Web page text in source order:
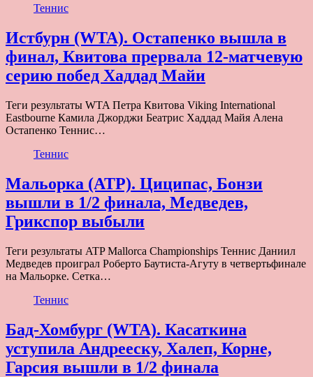
Теннис
Истбурн (WTA). Остапенко вышла в
финал, Квитова прервала 12-матчевую
серию побед Хаддад Майи
Теги результаты WTA Петра Квитова Viking International
Eastbourne Камила Джорджи Беатрис Хаддад Майя Алена
Остапенко Теннис…
Теннис
Мальорка (ATP). Циципас, Бонзи
вышли в 1/2 финала, Медведев,
Грикспор выбыли
Теги результаты ATP Mallorca Championships Теннис Даниил
Медведев проиграл Роберто Баутиста-Агуту в четвертьфинале
на Мальорке. Сетка…
Теннис
Бад-Хомбург (WTA). Касаткина
уступила Андрееску, Халеп, Корне,
Гарсия вышли в 1/2 финала